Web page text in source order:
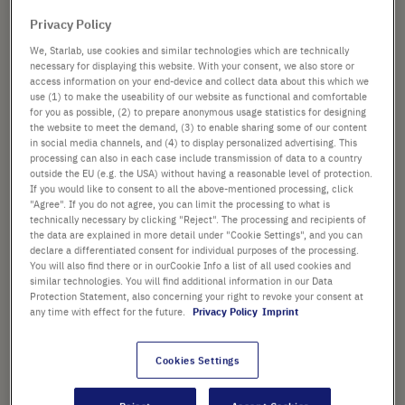
PUNTI SALIENTI
La capacità massima
approssimativa per tutte le
piastre da 96 pozzetti è di 350
µl per piastre con altezza
standard o di 200 µl per piastre
Verificare disponibilità
- +
Aggiungi
al
Carrello
10 Piastre (1 Scatola × 10 Piastre)
Privacy Policy
We, Starlab, use cookies and similar technologies which are technically
necessary for displaying this website. With your consent, we also store or
access information on your end-device and collect data about this which we
use (1) to make the useability of our website as functional and comfortable
for you as possible, (2) to prepare anonymous usage statistics for designing
the website to meet the demand, (3) to enable sharing some of our content
in social media channels, and (4) to display personalized advertising. This
processing can also in each case include transmission of data to a country
outside the EU (e.g. the USA) without having a reasonable level of protection.
If you would like to consent to all the above-mentioned processing, click
"Agree". If you do not agree, you can limit the processing to what is
technically necessary by clicking "Reject". The processing and recipients of
the data are explained in more detail under "Cookie Settings", and you can
declare a differentiated consent for individual purposes of the processing.
You will also find there or in ourCookie Info a list of all used cookies and
similar technologies. You will find additional information in our Data
Protection Statement, also concerning your right to revoke your consent at
any time with effect for the future.
Privacy Policy Imprint
Cookies Settings